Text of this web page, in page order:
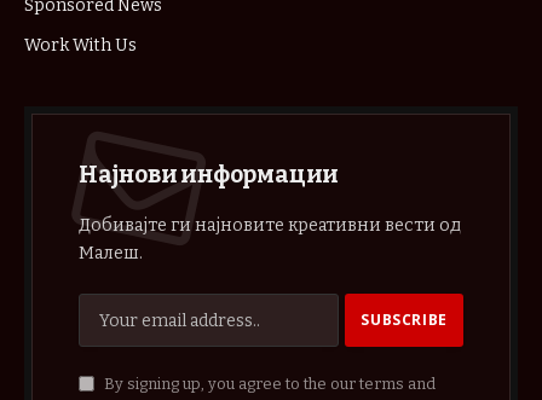
Sponsored News
Work With Us
Најнови информации
Добивајте ги најновите креативни вести од
Малеш.
By signing up, you agree to the our terms and